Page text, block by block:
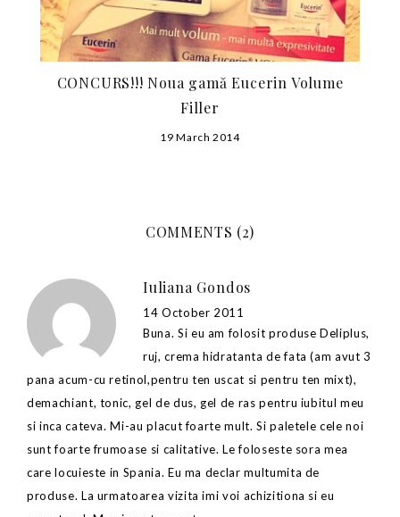
CONCURS!!! Noua gamă Eucerin Volume
Filler
19 March 2014
COMMENTS (2)
Iuliana Gondos
14 October 2011
Buna. Si eu am folosit produse Deliplus,
ruj, crema hidratanta de fata (am avut 3
pana acum-cu retinol,pentru ten uscat si pentru ten mixt),
demachiant, tonic, gel de dus, gel de ras pentru iubitul meu
si inca cateva. Mi-au placut foarte mult. Si paletele cele noi
sunt foarte frumoase si calitative. Le foloseste sora mea
care locuieste in Spania. Eu ma declar multumita de
produse. La urmatoarea vizita imi voi achizitiona si eu